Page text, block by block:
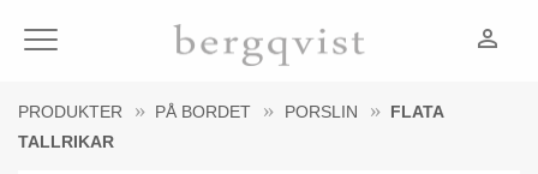
Meny person_outline
PRODUKTER PÅ BORDET PORSLIN
FLATA
TALLRIKAR